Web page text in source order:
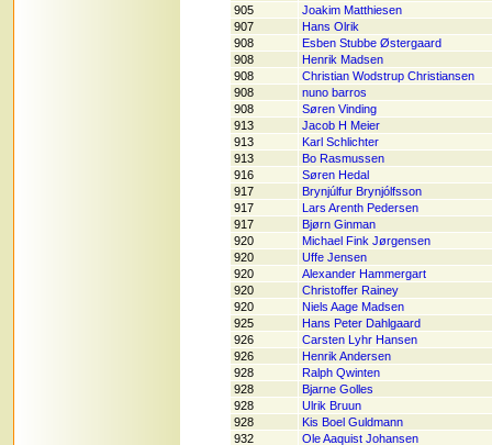
905
Joakim Matthiesen
907
Hans Olrik
908
Esben Stubbe Østergaard
908
Henrik Madsen
908
Christian Wodstrup Christiansen
908
nuno barros
908
Søren Vinding
913
Jacob H Meier
913
Karl Schlichter
913
Bo Rasmussen
916
Søren Hedal
917
Brynjúlfur Brynjólfsson
917
Lars Arenth Pedersen
917
Bjørn Ginman
920
Michael Fink Jørgensen
920
Uffe Jensen
920
Alexander Hammergart
920
Christoffer Rainey
920
Niels Aage Madsen
925
Hans Peter Dahlgaard
926
Carsten Lyhr Hansen
926
Henrik Andersen
928
Ralph Qwinten
928
Bjarne Golles
928
Ulrik Bruun
928
Kis Boel Guldmann
932
Ole Aaquist Johansen